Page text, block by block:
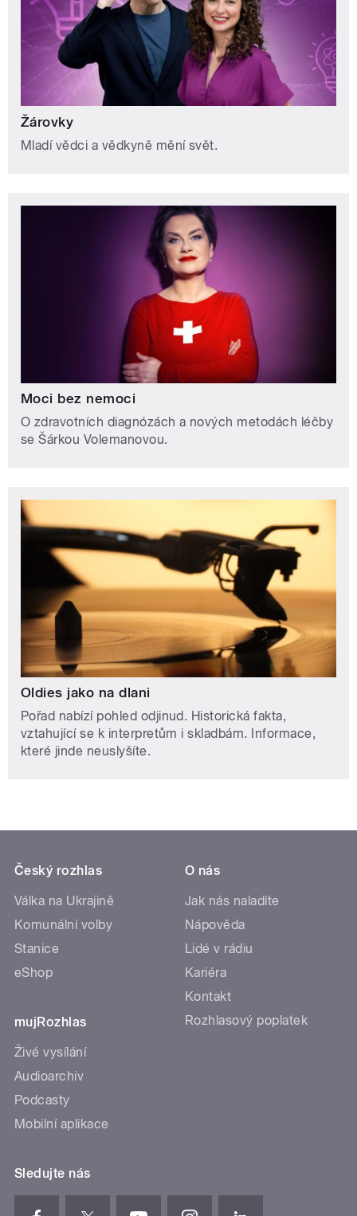
Žárovky
Mladí vědci a vědkyně mění svět.
Moci bez nemoci
O zdravotních diagnózách a nových metodách léčby
se Šárkou Volemanovou.
Oldies jako na dlani
Pořad nabízí pohled odjinud. Historická fakta,
vztahující se k interpretům i skladbám. Informace,
které jinde neuslyšíte.
Český rozhlas
Válka na Ukrajině
Komunální volby
Stanice
eShop
mujRozhlas
Živé vysílání
Audioarchiv
Podcasty
Mobilní aplikace
O nás
Jak nás naladíte
Nápověda
Lidé v rádiu
Kariéra
Kontakt
Rozhlasový poplatek
Sledujte nás